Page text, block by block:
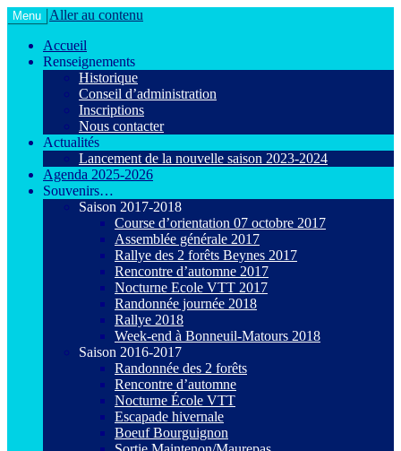
Agiot VTT Maurepas
Le VTT loisir en toute convivialité !
Menu
Aller au contenu
Accueil
Renseignements
Historique
Conseil d’administration
Inscriptions
Nous contacter
Actualités
Lancement de la nouvelle saison 2023-2024
Agenda 2025-2026
Souvenirs…
Saison 2017-2018
Course d’orientation 07 octobre 2017
Assemblée générale 2017
Rallye des 2 forêts Beynes 2017
Rencontre d’automne 2017
Nocturne Ecole VTT 2017
Randonnée journée 2018
Rallye 2018
Week-end à Bonneuil-Matours 2018
Saison 2016-2017
Randonnée des 2 forêts
Rencontre d’automne
Nocturne École VTT
Escapade hivernale
Boeuf Bourguignon